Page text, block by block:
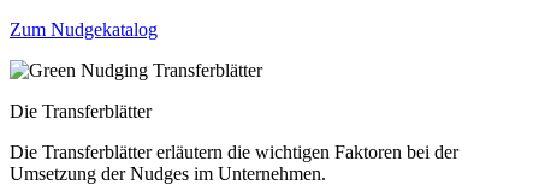
Zum Nudgekatalog
Die Transferblätter
Die Transferblätter erläutern die wichtigen Faktoren bei der
Umsetzung der Nudges im Unternehmen.